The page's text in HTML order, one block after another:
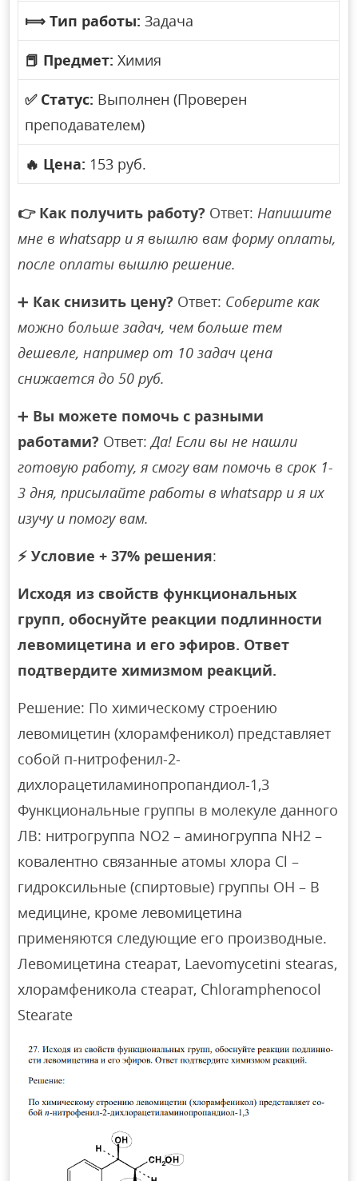
⟾ Тип работы: Задача
📕 Предмет: Химия
✅ Статус: Выполнен (Проверен
преподавателем)
🔥 Цена: 153 руб.
👉 Как получить работу? Ответ:Напишите
мне в whatsapp и я вышлю вам форму оплаты,
после оплаты вышлю решение.
➕ Как снизить цену? Ответ: Соберите как
можно больше задач, чем больше тем
дешевле, например от 10 задач цена
снижается до 50 руб.
➕ Вы можете помочь с разными
работами? Ответ:Да! Если вы не нашли
готовую работу, я смогу вам помочь в срок 1-
3 дня, присылайте работы в whatsapp и я их
изучу и помогу вам.
⚡ Условие + 37% решения:
Исходя из свойств функциональных
групп, обоснуйте реакции подлинности
левомицетина и его эфиров. Ответ
подтвердите химизмом реакций.
Решение: По химическому строению
левомицетин (хлорамфеникол) представляет
собой п-нитрофенил-2-
дихлорацетиламинопропандиол-1,3
Функциональные группы в молекуле данного
ЛВ: нитрогруппа NO2 – аминогруппа NH2 –
ковалентно связанные атомы хлора Cl –
гидроксильные (спиртовые) группы OH – В
медицине, кроме левомицетина
применяются следующие его производные.
Левомицетина стеарат, Laevomycetini stearas,
хлорамфеникола стеарат, Chloramphenocol
Stearate